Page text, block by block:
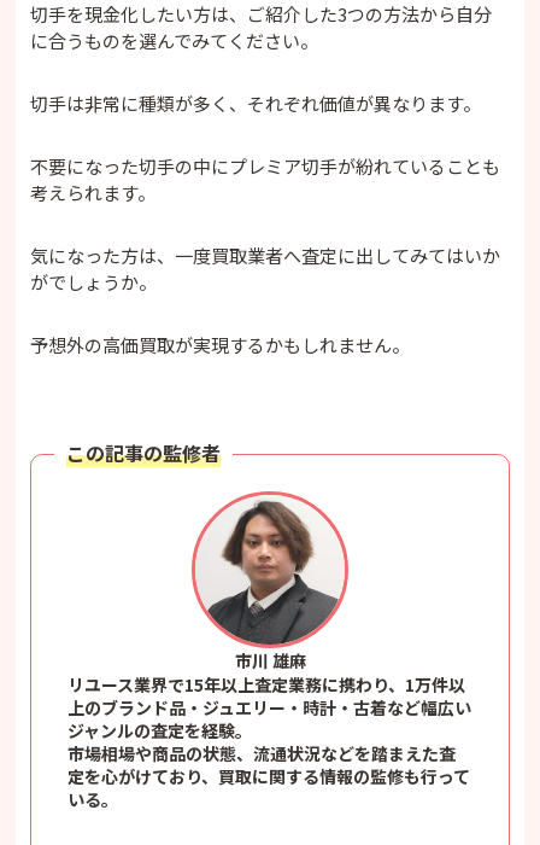
切手を現金化したい方は、ご紹介した3つの方法から自分
に合うものを選んでみてください。
切手は非常に種類が多く、それぞれ価値が異なります。
不要になった切手の中にプレミア切手が紛れていることも
考えられます。
気になった方は、一度買取業者へ査定に出してみてはいか
がでしょうか。
予想外の高価買取が実現するかもしれません。
この記事の監修者
市川 雄麻
リユース業界で15年以上査定業務に携わり、1万件以
上のブランド品・ジュエリー・時計・古着など幅広い
ジャンルの査定を経験。
市場相場や商品の状態、流通状況などを踏まえた査
定を心がけており、買取に関する情報の監修も行って
いる。